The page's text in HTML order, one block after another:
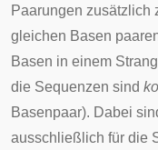
Paarungen zusätzlich
gleichen Basen
Basen in einem
die Sequenzen sind
Basenpaar). Dabei
ausschließlich für die